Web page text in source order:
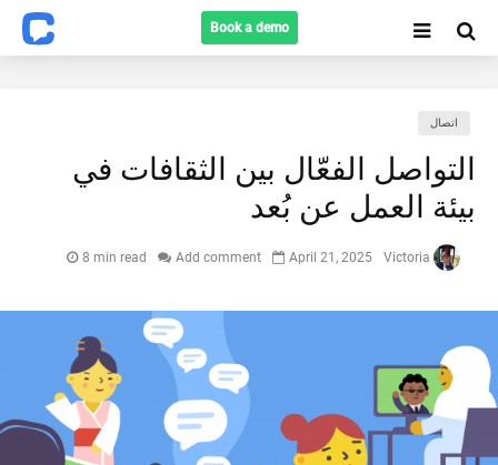
Book a demo
Search
اتصال
التواصل الفعّال بين الثقافات في
بيئة العمل عن بُعد
April 21, 2025
Add comment
8 min read